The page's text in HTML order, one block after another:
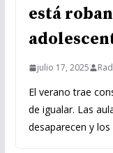
está
julio 17, 2025
El verano trae
de igualar. Las
desaparecen y los